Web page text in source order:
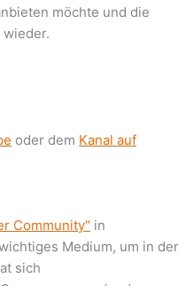
möchte und die
oder dem Kanal auf
Community“ in
Medium, um in der
sich